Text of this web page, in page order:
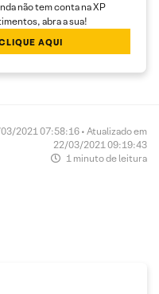
não tem conta na XP
abra a sua!
AQUI
2021 07:58:16 • Atualizado em
22/03/2021 09:19:43
1 minuto de leitura